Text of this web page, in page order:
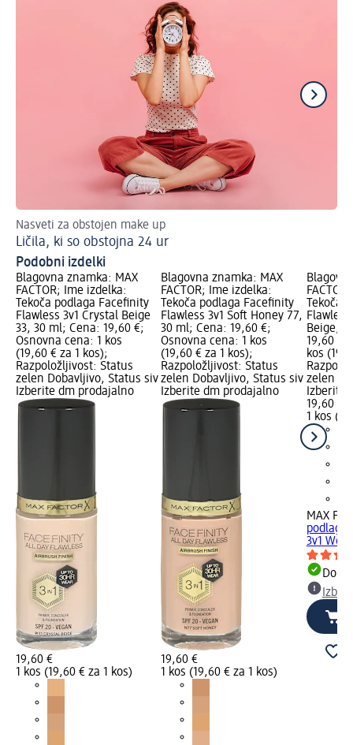
Nasveti za obstojen make up
Ličila, ki so obstojna 24 ur
Podobni izdelki
Blagovna znamka: MAX
FACTOR; Ime izdelka:
Tekoča podlaga Facefinity
Flawless 3v1 Crystal Beige
33, 30 ml; Cena: 19,60 €;
Osnovna cena: 1 kos
(19,60 € za 1 kos);
Razpoložljivost: Status
zelen Dobavljivo, Status siv
Izberite dm prodajalno
19,60 €
1 kos (19,60 € za 1 kos)
Blagovna znamka: MAX
FACTOR; Ime izdelka:
Tekoča podlaga Facefinity
Flawless 3v1 Soft Honey 77,
30 ml; Cena: 19,60 €;
Osnovna cena: 1 kos
(19,60 € za 1 kos);
Razpoložljivost: Status
zelen Dobavljivo, Status siv
Izberite dm prodajalno
19,60 €
1 kos (19,60 € za 1 kos)
Tekoča
Flawless
Beige,
19,60 €;
kos
zelen
Izberite
19,60 €
1 kos
MAX
podlaga
3v1